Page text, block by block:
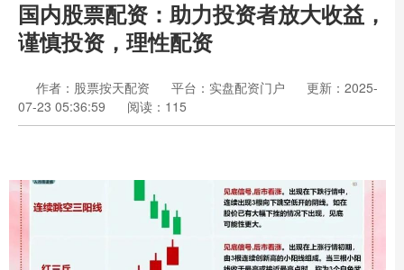
国内股票配资：助力投资者放大收益，
谨慎投资，理性配资
作者：股票按天配资 平台：实盘配资门户
更新：2025-
07-23 05:36:59
阅读：115